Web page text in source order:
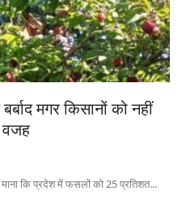
मगर किसानों को नहीं
वजह
कि प्रदेश में फसलों को 25 प्रतिशत...